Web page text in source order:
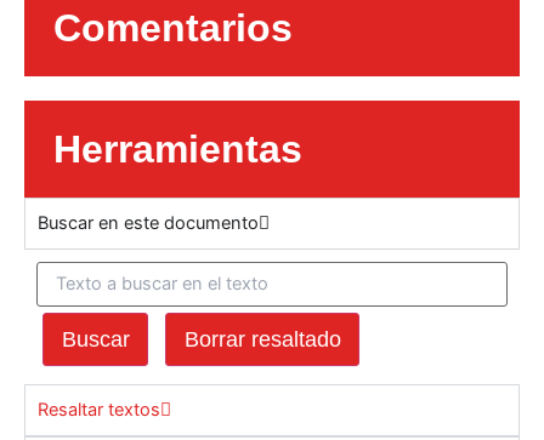
Comentarios
Herramientas
Buscar en este documento
Buscar Borrar resaltado
Resaltar textos